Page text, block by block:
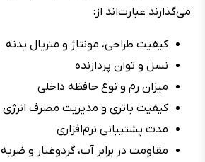
می‌گذارند عبارت‌اند از:
کیفیت طراحی، مونتاژ و متریال بدنه
نسل و توان پردازنده
میزان رم و نوع حافظه داخلی
کیفیت باتری و مدیریت مصرف انرژی
مدت پشتیبانی نرم‌افزاری
مقاومت در برابر آب، گردوغبار و ضربه